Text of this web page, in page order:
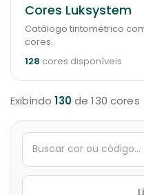
Cores Luksystem
Catálogo tintométrico
cores.
128 cores disponíveis
Exibindo130de 130 cores